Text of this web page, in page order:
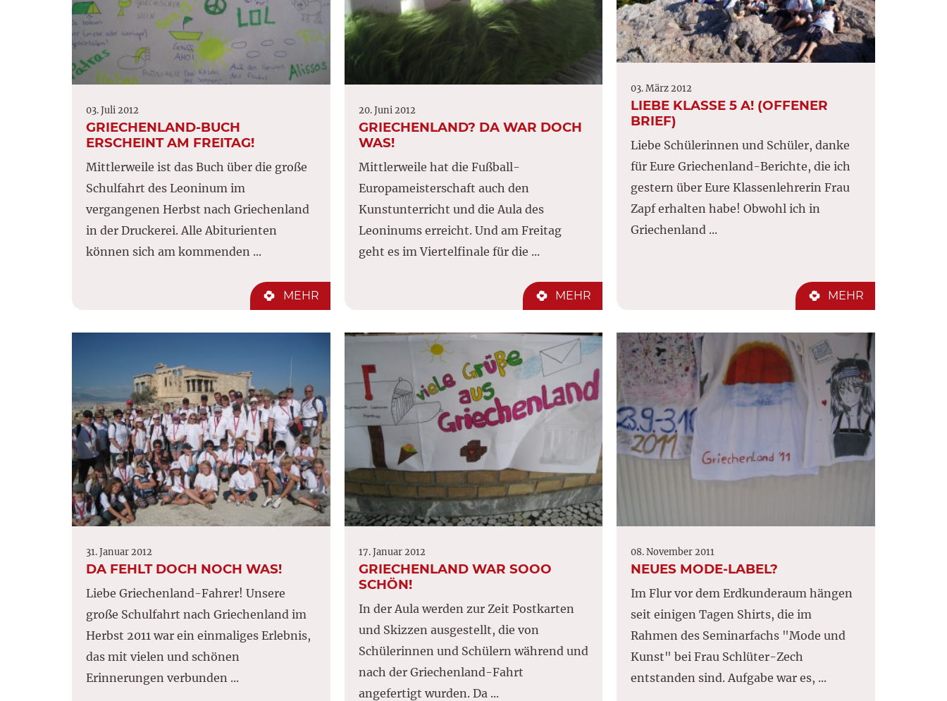
03. Juli 2012
GRIECHENLAND-BUCH
ERSCHEINT AM FREITAG!
Mittlerweile ist das Buch über die große
Schulfahrt des Leoninum im
vergangenen Herbst nach Griechenland
in der Druckerei. Alle Abiturienten
können sich am kommenden ...
MEHR
20. Juni 2012
GRIECHENLAND? DA WAR DOCH
WAS!
Mittlerweile hat die Fußball-
Europameisterschaft auch den
Kunstunterricht und die Aula des
Leoninums erreicht. Und am Freitag
geht es im Viertelfinale für die ...
MEHR
03. März 2012
LIEBE KLASSE 5 A! (OFFENER
BRIEF)
Liebe Schülerinnen und Schüler, danke
für Eure Griechenland-Berichte, die ich
gestern über Eure Klassenlehrerin Frau
Zapf erhalten habe! Obwohl ich in
Griechenland ...
MEHR
31. Januar 2012
DA FEHLT DOCH NOCH WAS!
Liebe Griechenland-Fahrer! Unsere
große Schulfahrt nach Griechenland im
Herbst 2011 war ein einmaliges Erlebnis,
das mit vielen und schönen
Erinnerungen verbunden ...
17. Januar 2012
GRIECHENLAND WAR SOOO
SCHÖN!
In der Aula werden zur Zeit Postkarten
und Skizzen ausgestellt, die von
Schülerinnen und Schülern während und
nach der Griechenland-Fahrt
angefertigt wurden. Da ...
08. November 2011
NEUES MODE-LABEL?
Im Flur vor dem Erdkunderaum hängen
seit einigen Tagen Shirts, die im
Rahmen des Seminarfachs "Mode und
Kunst" bei Frau Schlüter-Zech
entstanden sind. Aufgabe war es, ...